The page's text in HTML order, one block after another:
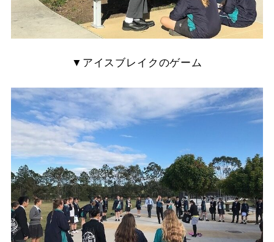
▼アイスブレイクのゲーム